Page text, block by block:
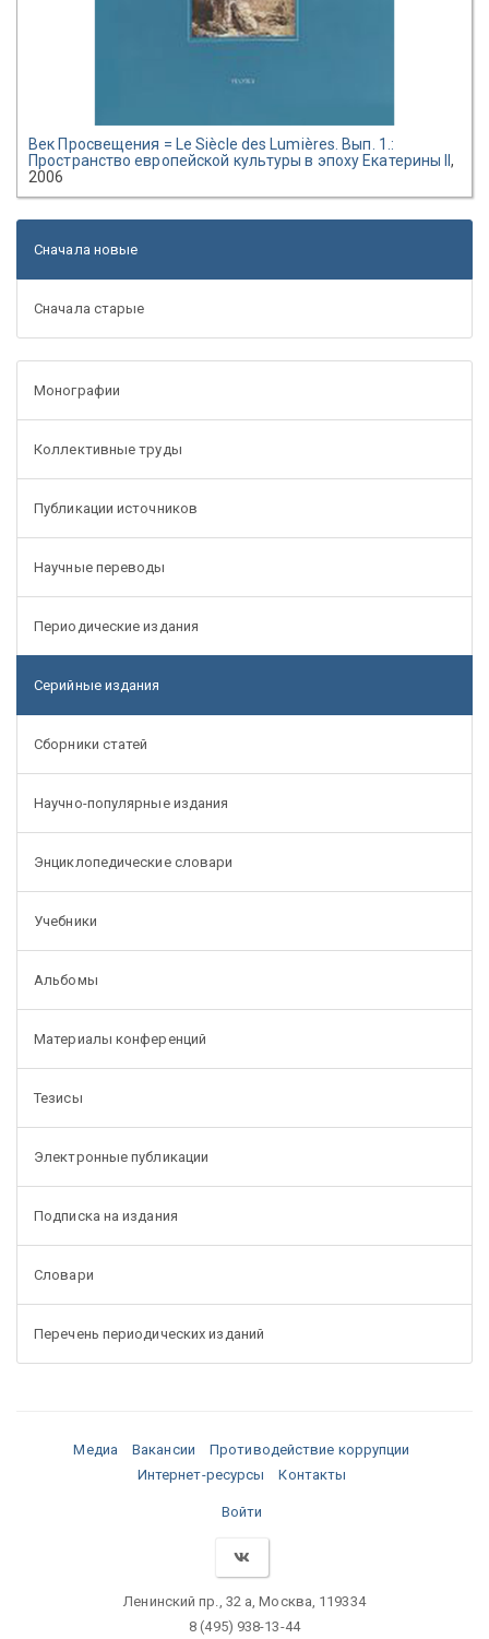
Век Просвещения = Le Siècle des Lumières. Вып. 1.:
Пространство европейской культуры в эпоху Екатерины II,
2006
Сначала новые
Сначала старые
Монографии
Коллективные труды
Публикации источников
Научные переводы
Периодические издания
Серийные издания
Сборники статей
Научно-популярные издания
Энциклопедические словари
Учебники
Альбомы
Материалы конференций
Тезисы
Электронные публикации
Подписка на издания
Словари
Перечень периодических изданий
Медиа Вакансии
Противодействие коррупции
Интернет-ресурсы
Контакты
Войти
Ленинский пр., 32 а, Москва, 119334
8 (495) 938-13-44